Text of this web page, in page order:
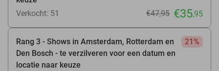
Verkocht: 51 €47,95 €35,95
Rang 3 - Shows in Amsterdam, Rotterdam en
Den Bosch - te verzilveren voor een datum en
locatie naar keuze
21%